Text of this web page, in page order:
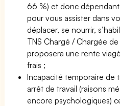
66 %) et donc
pour vous assister dans
déplacer, se nourrir,
TNS Chargé / Chargée
proposera une rente
frais ;
Incapacité temporaire de
arrêt de travail (raisons
encore psychologiques)